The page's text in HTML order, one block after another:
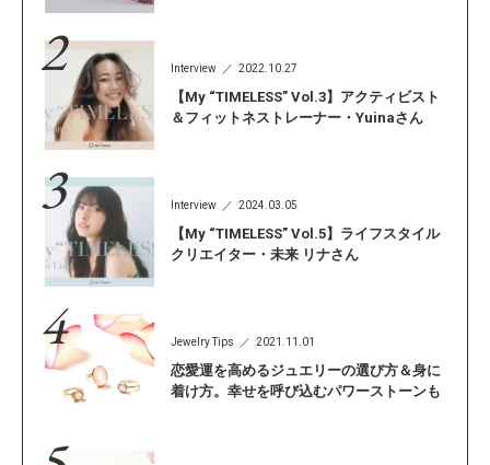
Interview 2022.10.27
【My “TIMELESS” Vol.3】アクティビスト
＆フィットネストレーナー・Yuinaさん
Interview 2024.03.05
【My “TIMELESS” Vol.5】ライフスタイル
クリエイター・未来 リナさん
Jewelry Tips 2021.11.01
恋愛運を高めるジュエリーの選び方＆身に
着け方。幸せを呼び込むパワーストーンも